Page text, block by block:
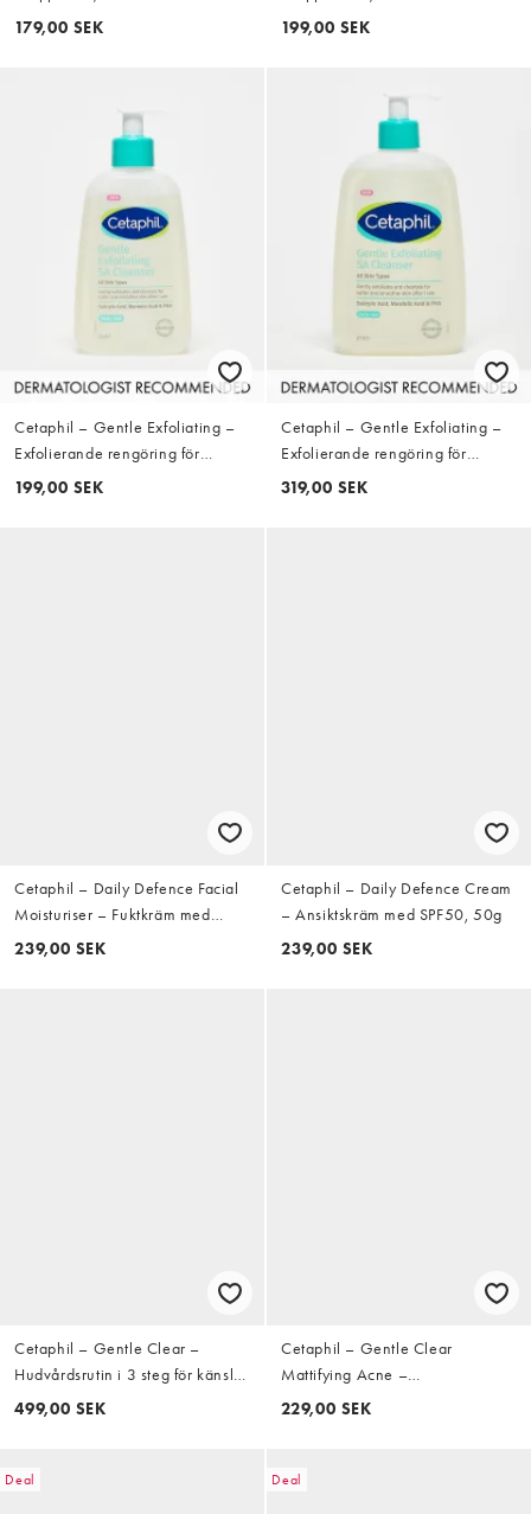
179,00 SEK
199,00 SEK
Cetaphil – Gentle Exfoliating –
Exfolierande rengöring för
ansiktet med salicylsyra, 236ml
199,00 SEK
Cetaphil – Gentle Exfoliating –
Exfolierande rengöring för
ansiktet med salicylsyra, 473ml
319,00 SEK
Cetaphil – Daily Defence Facial
Moisturiser – Fuktkräm med
SPF30
239,00 SEK
Cetaphil – Daily Defence Cream
– Ansiktskräm med SPF50, 50g
239,00 SEK
Cetaphil – Gentle Clear –
Hudvårdsrutin i 3 steg för känslig
hud som lätt får blemmor (spara
499,00 SEK
Cetaphil – Gentle Clear
Mattifying Acne –
Fuktighetskräm 89ml
229,00 SEK
Deal Deal